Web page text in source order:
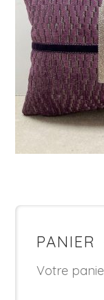
PANIER
Votre